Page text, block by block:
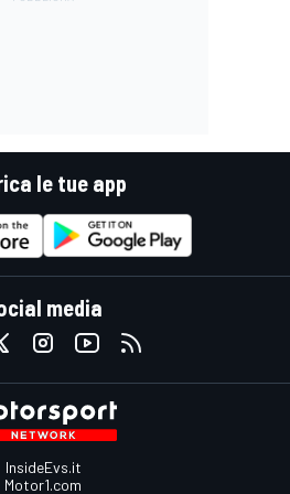
le tue app
media
InsideEvs.it
Motor1.com